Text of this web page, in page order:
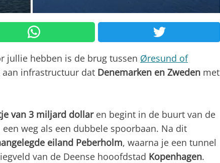
jullie hebben is de brug tussen Øresund of
infrastructuur dat Denemarken en Zweden met
van 3 miljard dollaren begint in de buurt van de
weg als een dubbele spoorbaan. Na dit
eiland Peberholm, waarna je een tunnel
van de Deense hooofdstad Kopenhagen.